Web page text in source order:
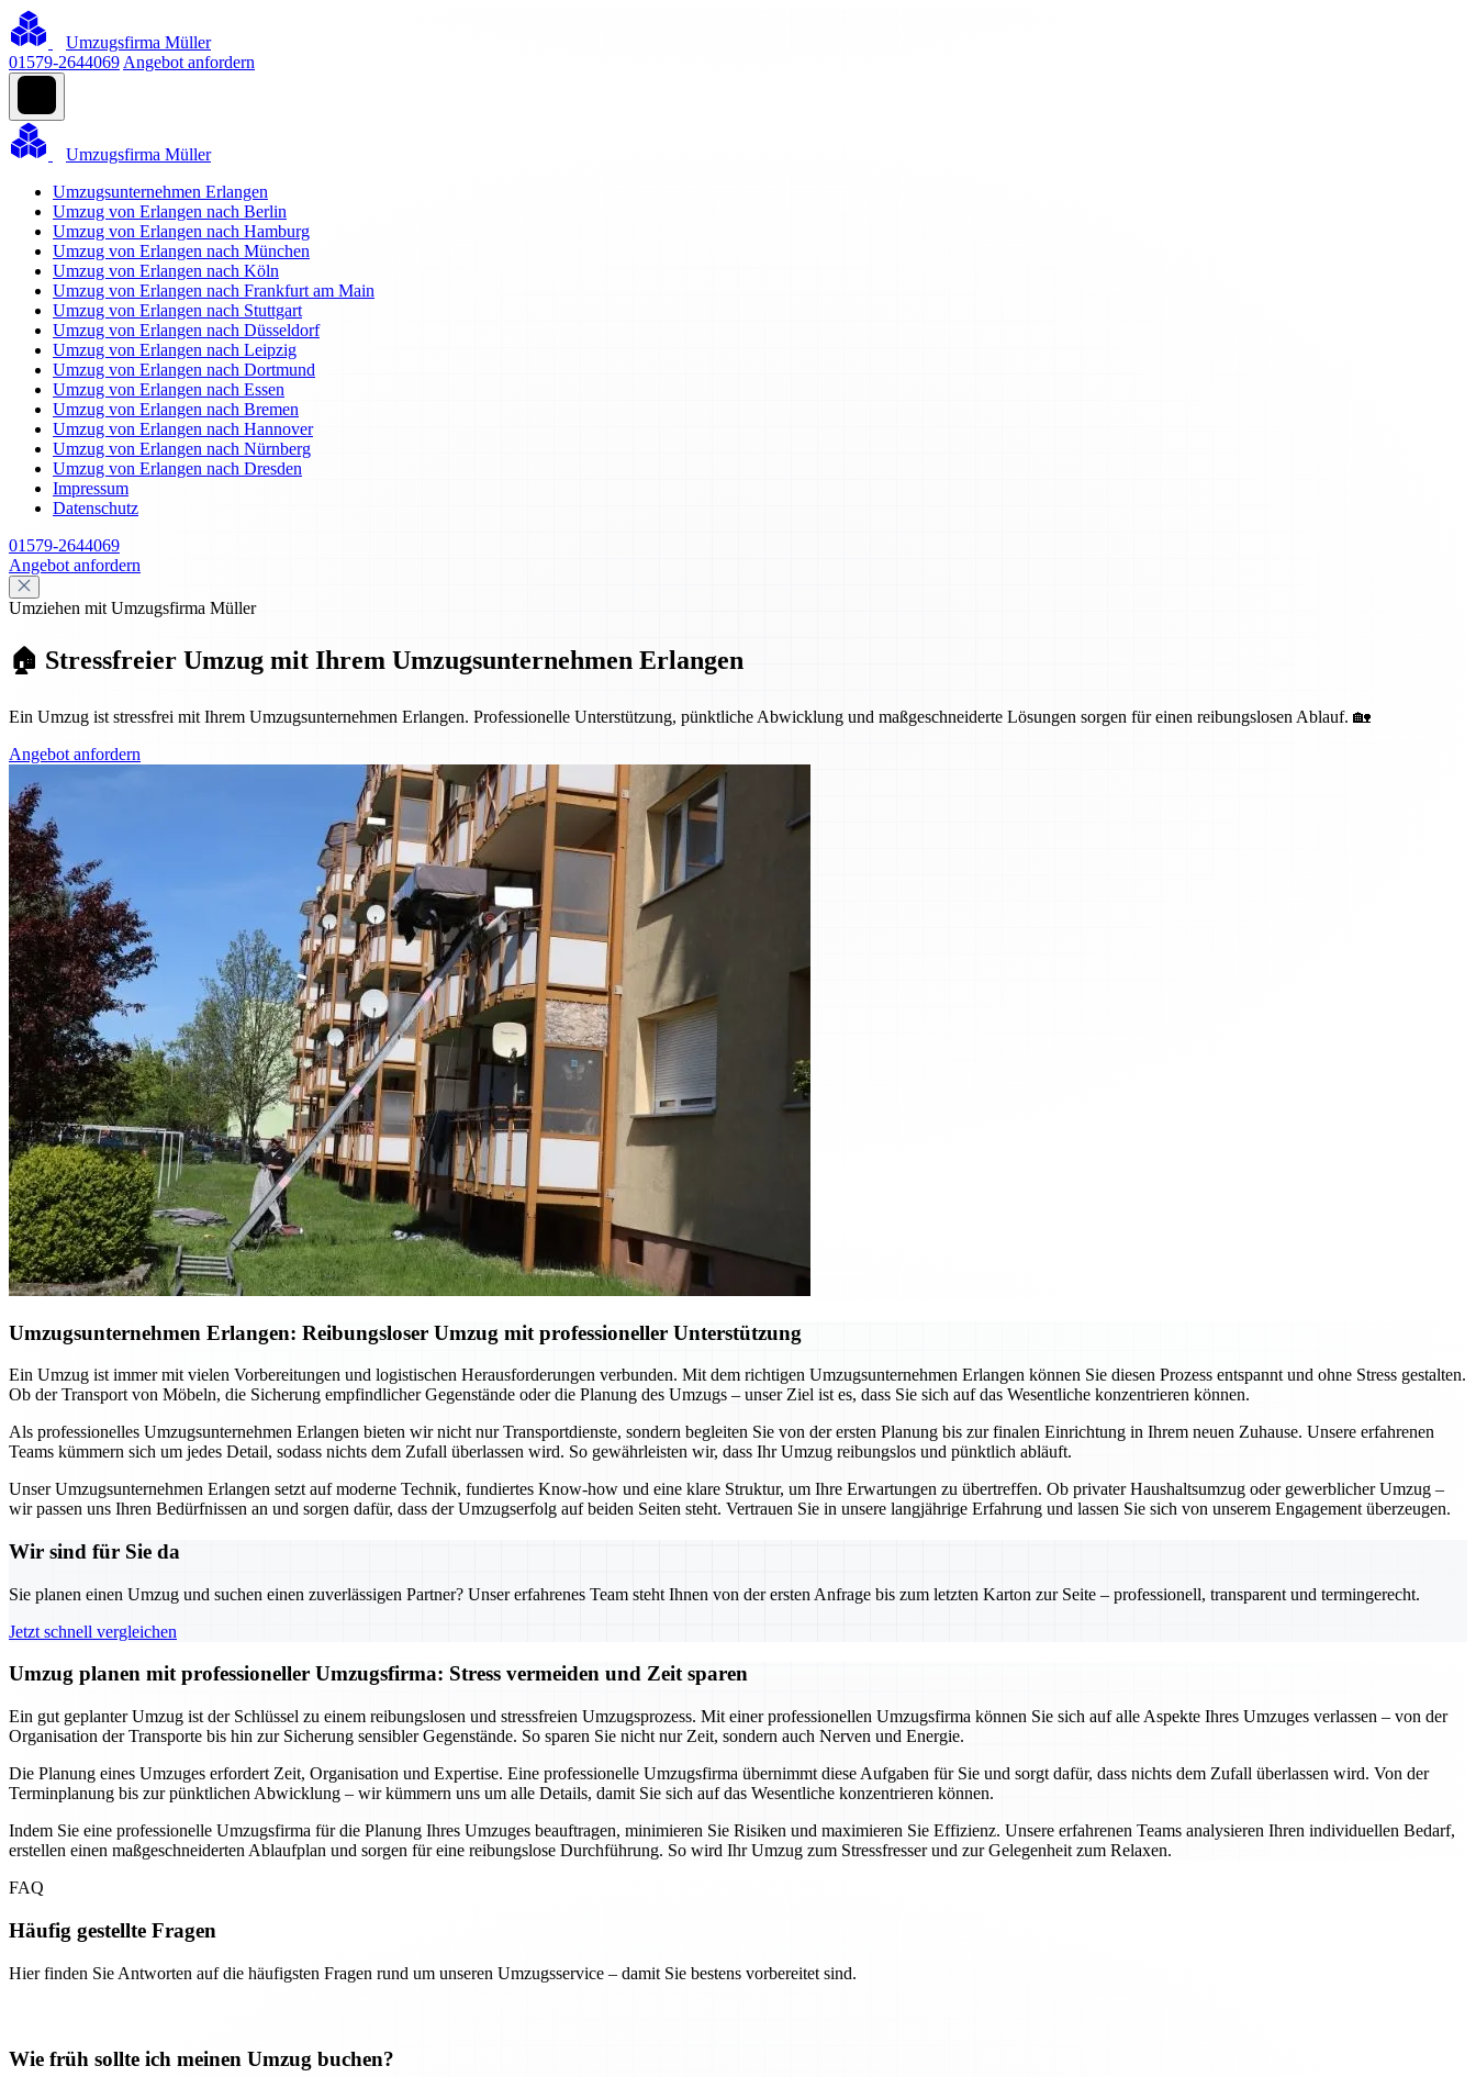
Umzugsfirma Müller
01579-2644069 Angebot anfordern
Umzugsfirma Müller
Umzugsunternehmen Erlangen
Umzug von Erlangen nach Berlin
Umzug von Erlangen nach Hamburg
Umzug von Erlangen nach München
Umzug von Erlangen nach Köln
Umzug von Erlangen nach Frankfurt am Main
Umzug von Erlangen nach Stuttgart
Umzug von Erlangen nach Düsseldorf
Umzug von Erlangen nach Leipzig
Umzug von Erlangen nach Dortmund
Umzug von Erlangen nach Essen
Umzug von Erlangen nach Bremen
Umzug von Erlangen nach Hannover
Umzug von Erlangen nach Nürnberg
Umzug von Erlangen nach Dresden
Impressum
Datenschutz
01579-2644069
Angebot anfordern
Umziehen mit Umzugsfirma Müller
🏠 Stressfreier Umzug mit Ihrem Umzugsunternehmen Erlangen
Ein Umzug ist stressfrei mit Ihrem Umzugsunternehmen Erlangen. Professionelle Unterstützung, pünktliche Abwicklung und maßgeschneiderte Lösungen sorgen für einen reibungslosen Ablauf. 🏡
Angebot anfordern
Umzugsunternehmen Erlangen: Reibungsloser Umzug mit professioneller Unterstützung
Ein Umzug ist immer mit vielen Vorbereitungen und logistischen Herausforderungen verbunden. Mit dem richtigen Umzugsunternehmen Erlangen können Sie diesen Prozess entspannt und ohne Stress gestalten.
Ob der Transport von Möbeln, die Sicherung empfindlicher Gegenstände oder die Planung des Umzugs – unser Ziel ist es, dass Sie sich auf das Wesentliche konzentrieren können.
Als professionelles Umzugsunternehmen Erlangen bieten wir nicht nur Transportdienste, sondern begleiten Sie von der ersten Planung bis zur finalen Einrichtung in Ihrem neuen Zuhause. Unsere erfahrenen
Teams kümmern sich um jedes Detail, sodass nichts dem Zufall überlassen wird. So gewährleisten wir, dass Ihr Umzug reibungslos und pünktlich abläuft.
Unser Umzugsunternehmen Erlangen setzt auf moderne Technik, fundiertes Know-how und eine klare Struktur, um Ihre Erwartungen zu übertreffen. Ob privater Haushaltsumzug oder gewerblicher Umzug –
wir passen uns Ihren Bedürfnissen an und sorgen dafür, dass der Umzugserfolg auf beiden Seiten steht. Vertrauen Sie in unsere langjährige Erfahrung und lassen Sie sich von unserem Engagement überzeugen.
Wir sind für Sie da
Sie planen einen Umzug und suchen einen zuverlässigen Partner? Unser erfahrenes Team steht Ihnen von der ersten Anfrage bis zum letzten Karton zur Seite – professionell, transparent und termingerecht.
Jetzt schnell vergleichen
Umzug planen mit professioneller Umzugsfirma: Stress vermeiden und Zeit sparen
Ein gut geplanter Umzug ist der Schlüssel zu einem reibungslosen und stressfreien Umzugsprozess. Mit einer professionellen Umzugsfirma können Sie sich auf alle Aspekte Ihres Umzuges verlassen – von der
Organisation der Transporte bis hin zur Sicherung sensibler Gegenstände. So sparen Sie nicht nur Zeit, sondern auch Nerven und Energie.
Die Planung eines Umzuges erfordert Zeit, Organisation und Expertise. Eine professionelle Umzugsfirma übernimmt diese Aufgaben für Sie und sorgt dafür, dass nichts dem Zufall überlassen wird. Von der
Terminplanung bis zur pünktlichen Abwicklung – wir kümmern uns um alle Details, damit Sie sich auf das Wesentliche konzentrieren können.
Indem Sie eine professionelle Umzugsfirma für die Planung Ihres Umzuges beauftragen, minimieren Sie Risiken und maximieren Sie Effizienz. Unsere erfahrenen Teams analysieren Ihren individuellen Bedarf,
erstellen einen maßgeschneiderten Ablaufplan und sorgen für eine reibungslose Durchführung. So wird Ihr Umzug zum Stressfresser und zur Gelegenheit zum Relaxen.
FAQ
Häufig gestellte Fragen
Hier finden Sie Antworten auf die häufigsten Fragen rund um unseren Umzugsservice – damit Sie bestens vorbereitet sind.
Wie früh sollte ich meinen Umzug buchen?